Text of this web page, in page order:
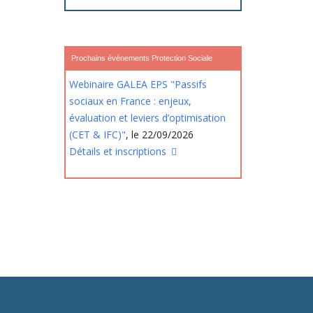
Prochains événements Protection Sociale
Webinaire GALEA EPS "Passifs
sociaux en France : enjeux,
évaluation et leviers d’optimisation
(CET & IFC)", le 22/09/2026
Détails et inscriptions